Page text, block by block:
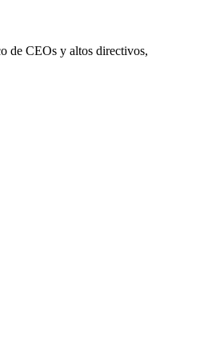
de CEOs y altos directivos,